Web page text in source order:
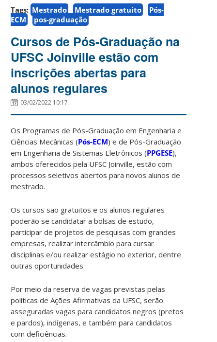
Tags: Mestrado Mestrado gratuito
Pós-
ECM
pos-graduação
Cursos de Pós-Graduação na
UFSC Joinville estão com
inscrições abertas para
alunos regulares
03/02/2022 10:17
Os Programas de Pós-Graduação em Engenharia e
Ciências Mecânicas (Pós-ECM) e de Pós-Graduação
em Engenharia de Sistemas Eletrônicos (PPGESE),
ambos oferecidos pela UFSC Joinville, estão com
processos seletivos abertos para novos alunos de
mestrado.
Os cursos são gratuitos e os alunos regulares
poderão se candidatar a bolsas de estudo,
participar de projetos de pesquisas com grandes
empresas, realizar intercâmbio para cursar
disciplinas e/ou realizar estágio no exterior, dentre
outras oportunidades.
Por meio da reserva de vagas previstas pelas
políticas de Ações Afirmativas da UFSC, serão
asseguradas vagas para candidatos negros (pretos
e pardos), indígenas, e também para candidatos
com deficiências.